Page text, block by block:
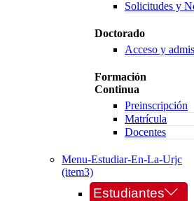
Solicitudes y
Doctorado
Acceso y
Formación
Continua
Preinscripción
Matrícula
Docentes
Menu-Estudiar-En-La-Urjc
(item3)
Estudiantes